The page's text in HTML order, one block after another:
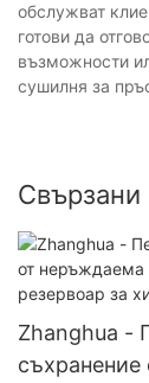
обслужват
готови да
възможности
сушилня за
Zhanghua -